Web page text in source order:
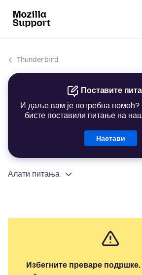
Thunderbird
Поставите
И даље вам је потребна помоћ?
бисте поставили питање на
Настави
Алати питања
Избегните преваре подршке.